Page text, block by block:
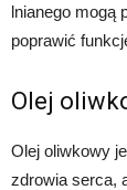
lnianego mogą
poprawić
Olej
Olej oliwkowy
zdrowia serca,